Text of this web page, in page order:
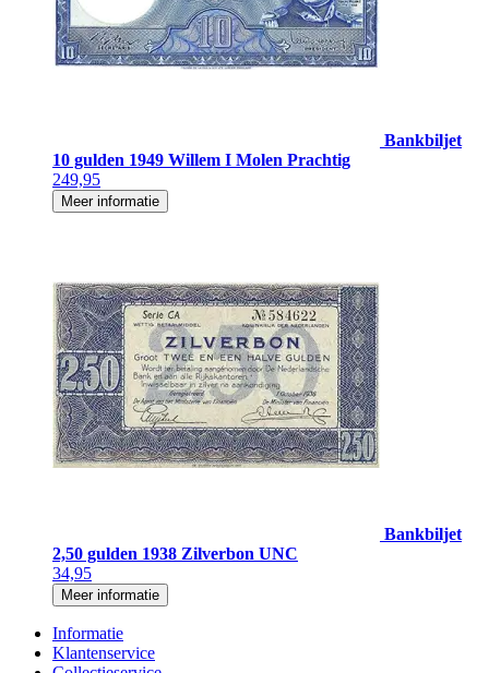
Bankbiljet
10 gulden 1949 Willem I Molen Prachtig
249,95
Meer informatie
Bankbiljet
2,50 gulden 1938 Zilverbon UNC
34,95
Meer informatie
Informatie
Klantenservice